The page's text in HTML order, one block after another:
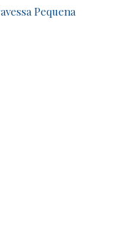
Pequena